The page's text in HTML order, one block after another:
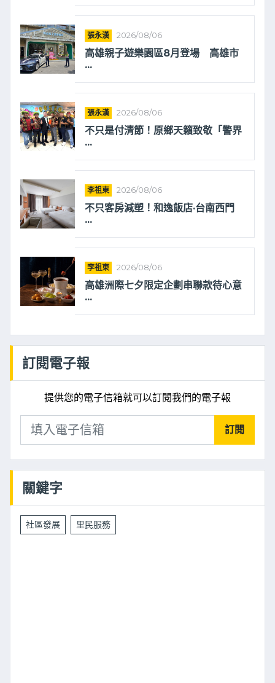
張永漢 2026/08/06
高雄親子遊樂園區8月登場 高雄市
...
張永漢 2026/08/06
不只是付清節！原鄉天籟致敬「警界
...
李祖東 2026/08/06
不只客房減塑！和逸飯店·台南西門
...
李祖東 2026/08/06
高雄洲際七夕限定企劃串聯款待心意
...
訂閱電子報
提供您的電子信箱就可以訂閱我們的電子報
訂閱
關鍵字
社區發展 里民服務